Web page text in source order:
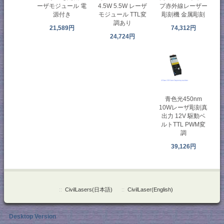
ーザモジュール 電
源付き
21,589円
4.5W 5.5W レーザ
モジュール TTL変
調あり
24,724円
プ赤外線レーザー
彫刻機 金属彫刻
74,312円
青色光450nm
10Wレーザ彫刻真
出力 12V 駆動ベ
ルトTTL PWM変
調
39,126円
:: CivilLasers(日本語) :: CivilLaser(English)
Desktop Version